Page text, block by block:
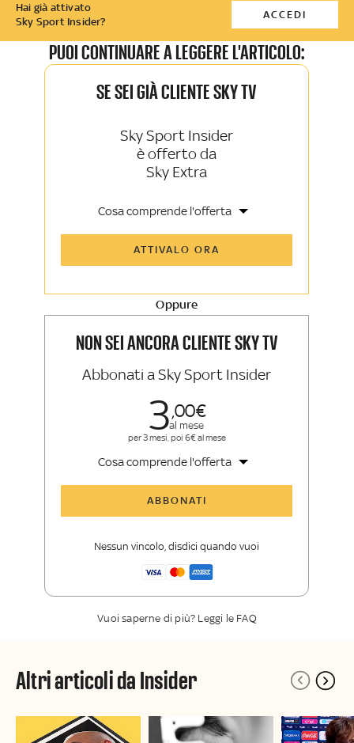
Hai già attivato
Sky Sport Insider?
ACCEDI
PUOI CONTINUARE A LEGGERE L'ARTICOLO:
SE SEI GIÀ CLIENTE SKY TV
Sky Sport Insider
è offerto da
Sky Extra
Cosa comprende l'offerta
Sky TG24 Insider
Sport e Sky TG24
La newsletter esclusiva di Sky Sport
ATTIVALO ORA
Oppure
NON SEI ANCORA CLIENTE SKY TV
Abbonati a Sky Sport Insider
300
al mese
per 3 mesi, poi 6€ al mese
Cosa comprende l'offerta
Sport
La newsletter esclusiva di Sky Sport
ABBONATI
Nessun vincolo, disdici quando vuoi
Vuoi saperne di più? Leggi le FAQ
Altri articoli da Insider